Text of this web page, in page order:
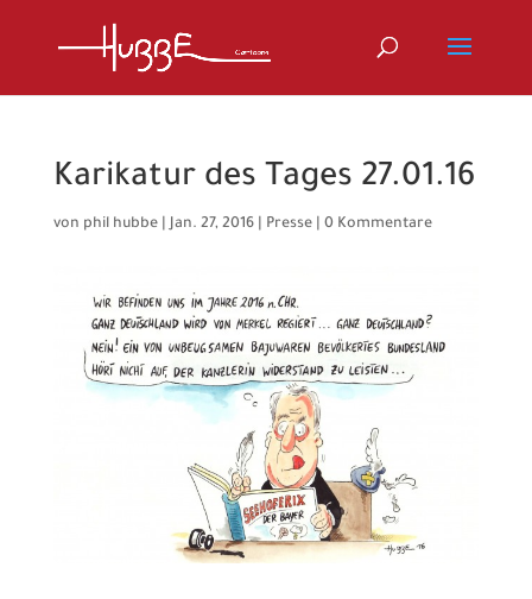
Karikatur des Tages 27.01.16
von phil hubbe|Jan. 27, 2016| Presse| 0 Kommentare